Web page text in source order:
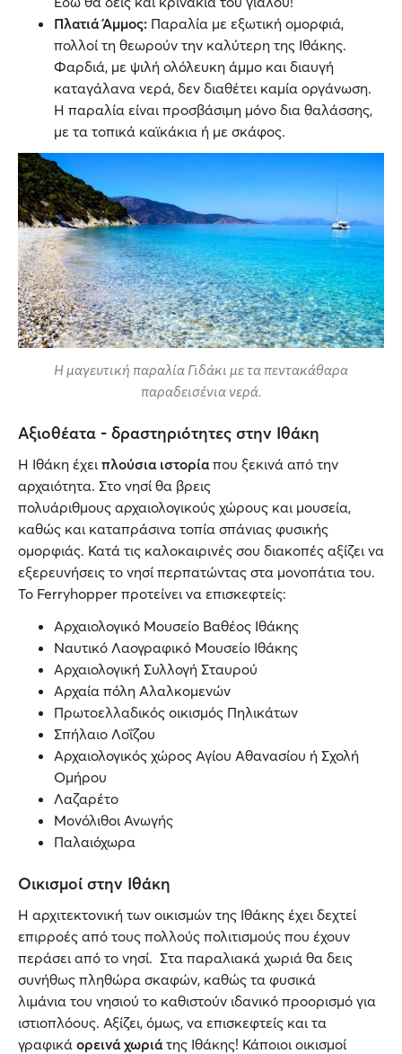
Πλατιά Άμμος: Παραλία με εξωτική ομορφιά,
πολλοί τη θεωρούν την καλύτερη της Ιθάκης.
Φαρδιά, με ψιλή ολόλευκη άμμο και διαυγή
καταγάλανα νερά, δεν διαθέτει καμία οργάνωση.
Η παραλία είναι προσβάσιμη μόνο δια θαλάσσης,
με τα τοπικά καϊκάκια ή με σκάφος.
Η μαγευτική παραλία Γιδάκι με τα πεντακάθαρα
παραδεισένια νερά.
Αξιοθέατα - δραστηριότητες στην Ιθάκη
Η Ιθάκη έχει πλούσια ιστορίαπου ξεκινά από την
αρχαιότητα. Στο νησί θα βρεις
πολυάριθμους αρχαιολογικούς χώρους και μουσεία,
καθώς και καταπράσινα τοπία σπάνιας φυσικής
ομορφιάς. Κατά τις καλοκαιρινές σου διακοπές αξίζει να
εξερευνήσεις το νησί περπατώντας στα μονοπάτια του.
Το Ferryhopper προτείνει να επισκεφτείς:
Αρχαιολογικό Μουσείο Βαθέος Ιθάκης
Ναυτικό Λαογραφικό Μουσείο Ιθάκης
Αρχαιολογική Συλλογή Σταυρού
Αρχαία πόλη Αλαλκομενών
Πρωτοελλαδικός οικισμός Πηλικάτων
Σπήλαιο Λοΐζου
Αρχαιολογικός χώρος Αγίου Αθανασίου ή Σχολή
Ομήρου
Λαζαρέτο
Μονόλιθοι Ανωγής
Παλαιόχωρα
Οικισμοί στην Ιθάκη
Η αρχιτεκτονική των οικισμών της Ιθάκης έχει δεχτεί
επιρροές από τους πολλούς πολιτισμούς που έχουν
περάσει από το νησί. Στα παραλιακά χωριά θα δεις
συνήθως πληθώρα σκαφών, καθώς τα φυσικά
λιμάνια του νησιού το καθιστούν ιδανικό προορισμό για
ιστιοπλόους. Αξίζει, όμως, να επισκεφτείς και τα
γραφικά ορεινά χωριάτης Ιθάκης! Κάποιοι οικισμοί